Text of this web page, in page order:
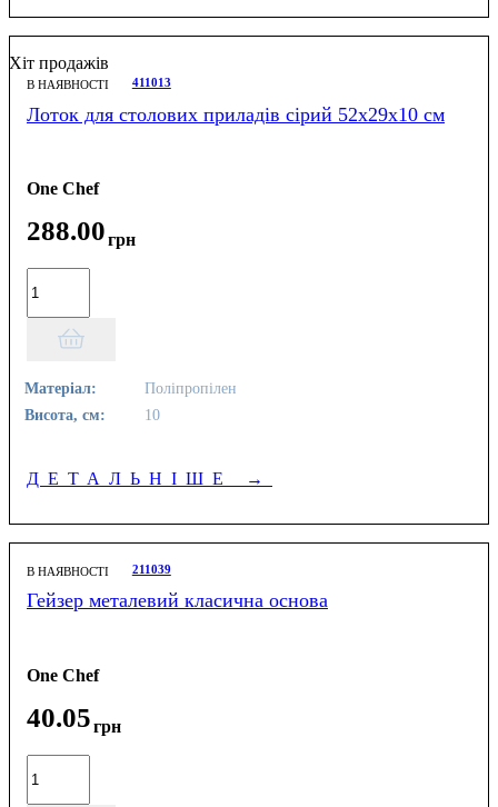
Хіт продажів
В НАЯВНОСТІ 411013
Лоток для столових приладів сірий 52х29х10 см
One Chef
288.00грн
Матеріал:
Поліпропілен
Висота, см:
10
ДЕТАЛЬНІШЕ →
В НАЯВНОСТІ 211039
Гейзер металевий класична основа
One Chef
40.05грн